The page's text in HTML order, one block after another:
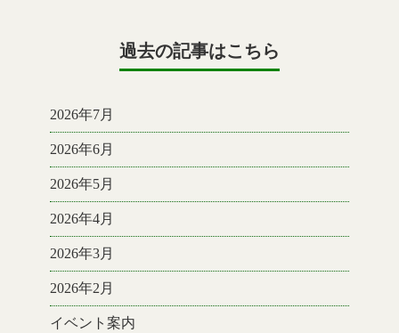
過去の記事はこちら
2026年7月
2026年6月
2026年5月
2026年4月
2026年3月
2026年2月
イベント案内